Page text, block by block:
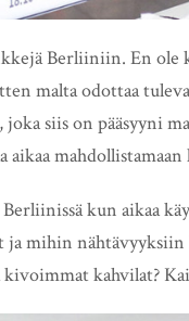
Berliiniin. En ole
malta odottaa
siis on pääsyyni
aikaa
kun aikaa
mihin nähtävyyksiin
kivoimmat kahvilat?